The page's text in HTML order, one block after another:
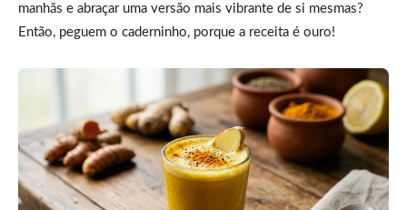
manhãs e abraçar uma versão mais vibrante de si mesmas?
Então, peguem o caderninho, porque a receita é ouro!